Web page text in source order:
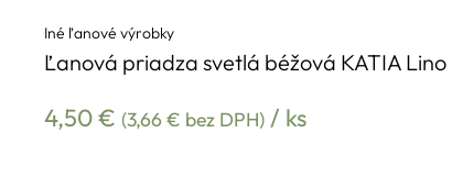
Iné ľanové výrobky
Ľanová priadza svetlá béžová KATIA Lino
4,50€ (3,66€ bez DPH) / ks